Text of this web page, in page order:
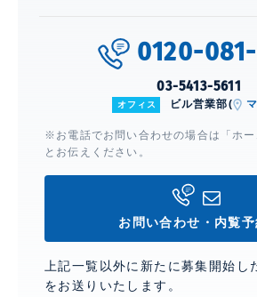
0120-
03-5413-5611
オフィス ビル営業部(
※お電話でお問い合わせの場合は「ホー
とお伝えください。
お問い合わせ・内覧予
上記一覧以外に新たに募集開始し
をお送りいたします。